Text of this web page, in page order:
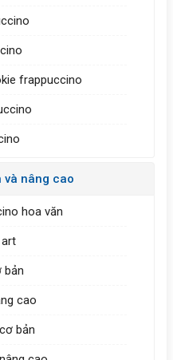
frappuccino
và nâng cao
hoa văn
bản
cao
bản